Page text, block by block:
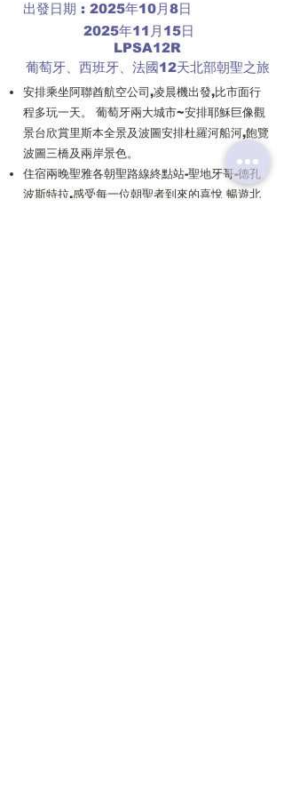
出發日期 : 2025年10月8日
LPSA12R
葡萄牙、西班牙、法國12天北部朝聖之旅
2025年11月15日
安排乘坐阿聯酋航空公司,凌晨機出發,比市面行
程多玩一天。 葡萄牙兩大城市~安排耶穌巨像觀
景台欣賞里斯本全景及波圖安排杜羅河船河,飽覽
波圖三橋及兩岸景色。
住宿兩晚聖雅各朝聖路線終點站-聖地牙哥-德孔
波斯特拉,感受每一位朝聖者到來的喜悅 暢遊北